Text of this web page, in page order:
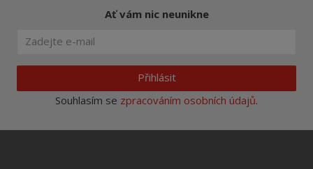
Ať vám nic neunikne
Přihlásit
Souhlasím se zpracováním osobních údajů.